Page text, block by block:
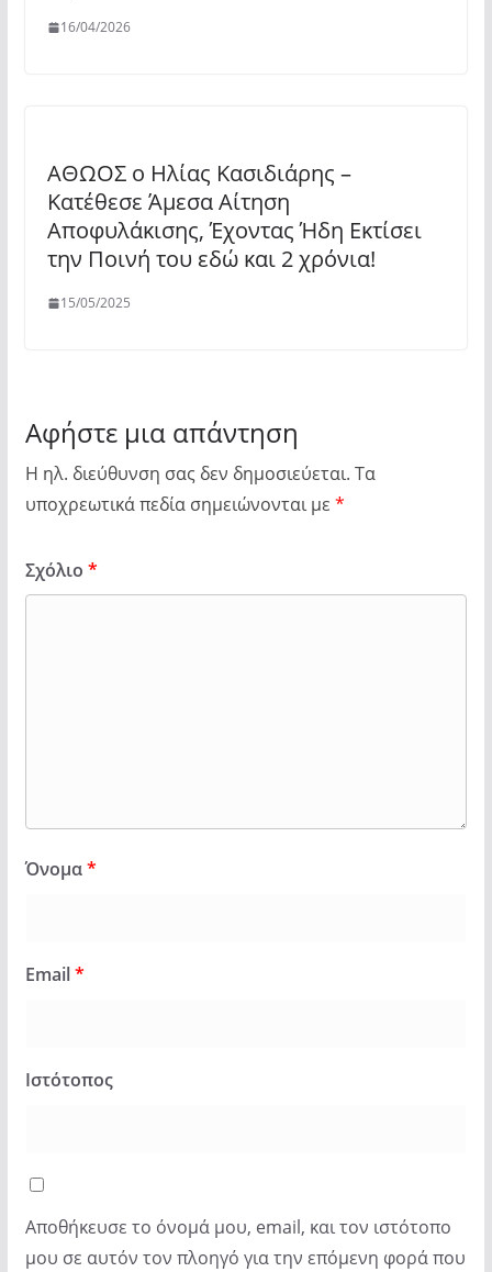
16/04/2026
ΑΘΩΟΣ ο Ηλίας Κασιδιάρης –
Κατέθεσε Άμεσα Αίτηση
Αποφυλάκισης, Έχοντας Ήδη Εκτίσει
την Ποινή του εδώ και 2 χρόνια!
15/05/2025
Αφήστε μια απάντηση
Η ηλ. διεύθυνση σας δεν δημοσιεύεται. Τα
υποχρεωτικά πεδία σημειώνονται με *
Σχόλιο *
Όνομα*
Email*
Ιστότοπος
Αποθήκευσε το όνομά μου, email, και τον ιστότοπο
μου σε αυτόν τον πλοηγό για την επόμενη φορά που